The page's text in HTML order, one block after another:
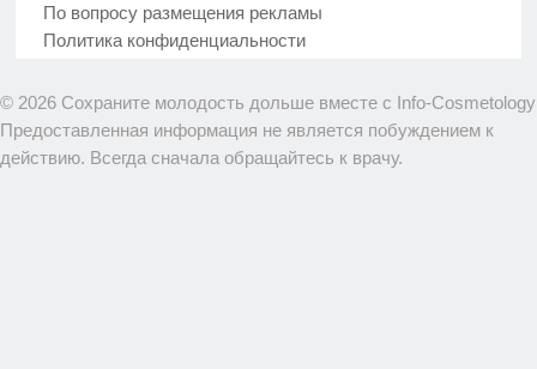
По вопросу размещения рекламы
Политика конфиденциальности
© 2026 Сохраните молодость дольше вместе с Info-Cosmetology
Предоставленная информация не является побуждением к
действию. Всегда сначала обращайтесь к врачу.